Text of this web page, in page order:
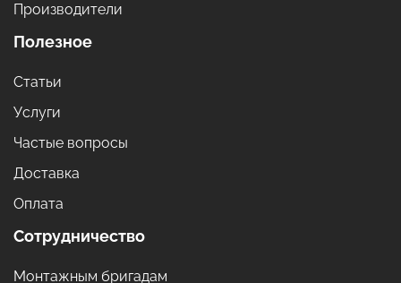
Производители
Полезное
Статьи
Услуги
Частые вопросы
Доставка
Оплата
Сотрудничество
Монтажным бригадам